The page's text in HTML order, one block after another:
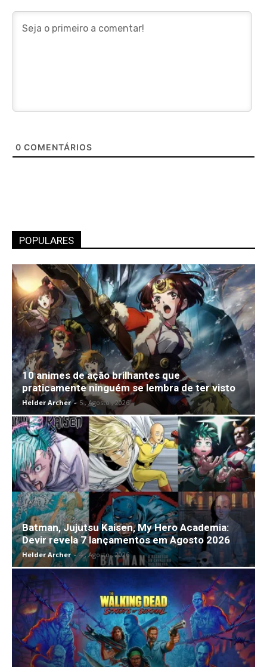
0 COMENTÁRIOS
POPULARES
10 animes de ação brilhantes que
praticamente ninguém se lembra de ter visto
Helder Archer - 5 , Agosto , 2026
Batman, Jujutsu Kaisen, My Hero Academia:
Devir revela 7 lançamentos em Agosto 2026
Helder Archer - 4 , Agosto , 2026